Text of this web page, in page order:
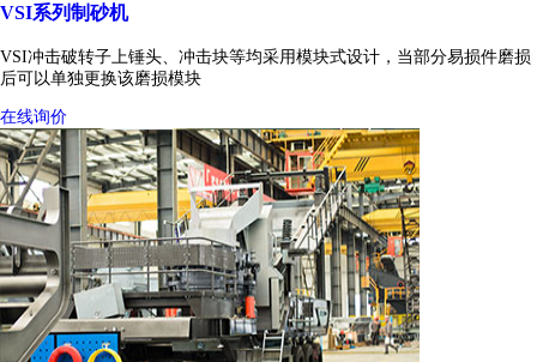
VSI系列制砂机
VSI冲击破转子上锤头、冲击块等均采用模块式设计，当部分易损件磨损
后可以单独更换该磨损模块
在线询价